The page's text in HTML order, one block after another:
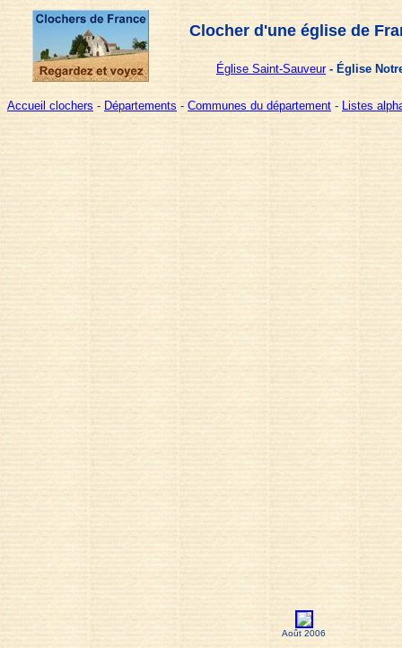
Clocher d'une église de
Église Saint-Sauveur- Église
Accueil clochers - Départements - Communes du département - Listes
Août 2006